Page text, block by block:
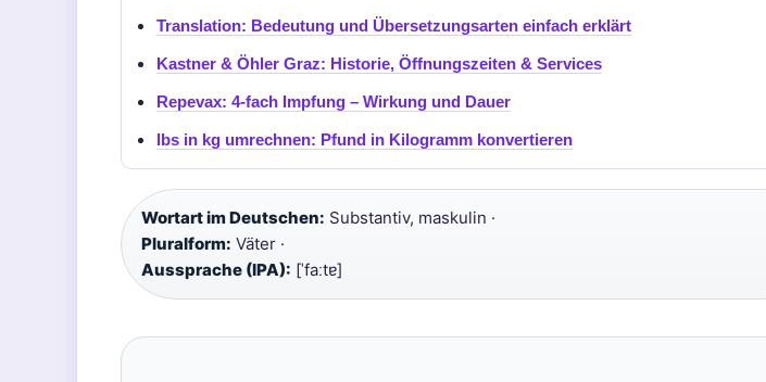
Translation: Bedeutung und Übersetzungsarten einfach erklärt
Kastner & Öhler Graz: Historie, Öffnungszeiten & Services
Repevax: 4-fach Impfung – Wirkung und Dauer
lbs in kg umrechnen: Pfund in Kilogramm konvertieren
Wortart im Deutschen: Substantiv, maskulin ·
Pluralform: Väter ·
Aussprache (IPA): [ˈfaːtɐ]